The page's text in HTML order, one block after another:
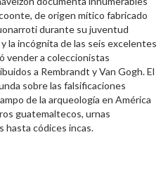
de origen mítico fabricado
durante su juventud
la incógnita de las seis excelentes
vender a coleccionistas
a Rembrandt y Van Gogh. El
sobre las falsificaciones
de la arqueología en América
guatemaltecos, urnas
hasta códices incas.